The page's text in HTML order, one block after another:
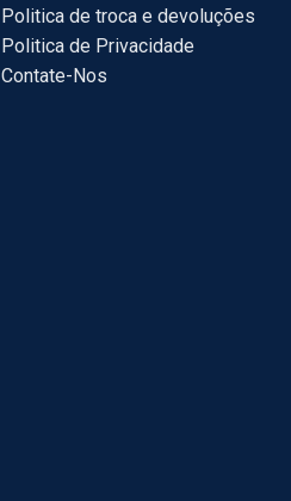
Politica de troca e devoluções
Politica de Privacidade
Contate-Nos